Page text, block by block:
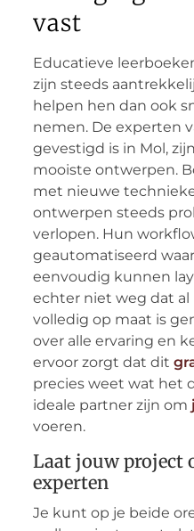
vast
Educatieve
zijn steeds
helpen hen dan ook
nemen. De experten
gevestigd is in Mol,
mooiste ontwerpen.
met nieuwe
ontwerpen steeds
verlopen. Hun
geautomatiseerd
eenvoudig kunnen
echter niet weg dat
volledig op maat is
over alle ervaring en
ervoor zorgt dat dit
precies weet wat het
ideale partner zijn om
voeren.
Laat jouw project
experten
Je kunt op je beide